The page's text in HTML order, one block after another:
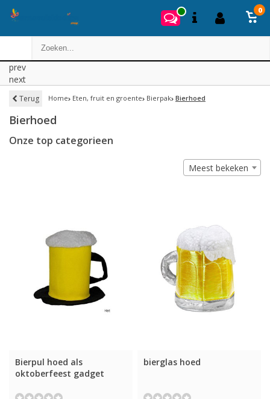
0
prev
next
Terug Home Eten, fruit en groente Bierpak Bierhoed
Bierhoed
Onze top categorieen
Meest bekeken
Bierpul hoed als
oktoberfeest gadget
bierglas hoed